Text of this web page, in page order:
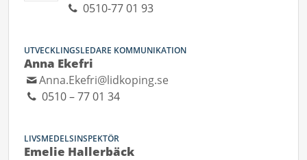
0510-77 01 93
UTVECKLINGSLEDARE KOMMUNIKATION
Anna Ekefri
Anna.Ekefri@lidkoping.se
0510 – 77 01 34
LIVSMEDELSINSPEKTÖR
Emelie Hallerbäck